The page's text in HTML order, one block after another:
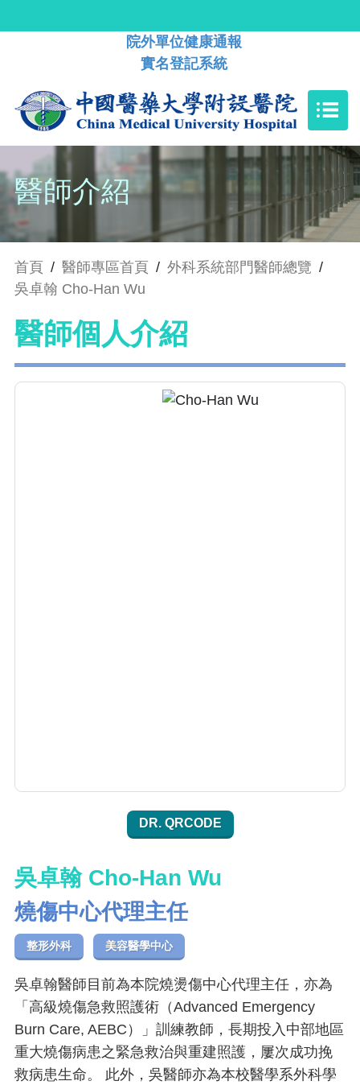
院外單位健康通報
實名登記系統
醫師介紹
首頁 / 醫師專區首頁 / 外科系統部門醫師總覽 /
吳卓翰 Cho-Han Wu
醫師個人介紹
DR. QRCODE
吳卓翰 Cho-Han Wu
燒傷中心代理主任
整形外科 美容醫學中心
吳卓翰醫師目前為本院燒燙傷中心代理主任，亦為
「高級燒傷急救照護術（Advanced Emergency
Burn Care, AEBC）」訓練教師，長期投入中部地區
重大燒傷病患之緊急救治與重建照護，屢次成功挽
救病患生命。 此外，吳醫師亦為本校醫學系外科學